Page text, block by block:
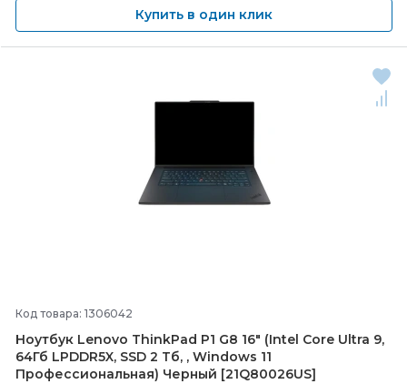
Купить в один клик
Код товара: 1306042
Ноутбук Lenovo ThinkPad P1 G8 16" (Intel Core Ultra 9,
64Гб LPDDR5X, SSD 2 Тб, , Windows 11
Профессиональная) Черный [21Q80026US]